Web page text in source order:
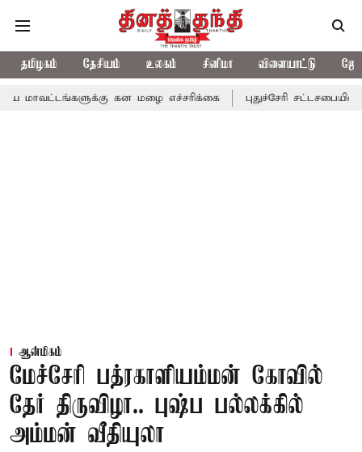
தமிழகம் தேசியம் உலகம் சினிமா விளையாட்டு
கன மழை எச்சரிக்கை புதுச்சேரி சட்டசபையில் வரும்
ஆன்மிகம்
மேச்சேரி பத்ரகாளியம்மன் கோவில்
தேர் திருவிழா.. புஷ்ப பல்லக்கில்
அம்மன் வீதியுலா